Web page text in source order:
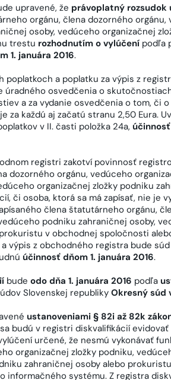
upravené, že právoplatný
orgánu, člena dozorného orgánu,
osoby, vedúceho organizačnej
trestu rozhodnutím o vylúčení podľa
1. januára 2016.
poplatkoch a poplatku za výpis z
úradného osvedčenia o
a za vydanie osvedčenia o tom, či
za každú aj začatú stranu 2,50 Eura.
v II. časti položka 24a,
registri zakotví povinnosť
dozorného orgánu, vedúceho
organizačnej zložky podniku
či osoba, ktorá sa má zapísať, nie je
člena štatutárneho orgánu,
podniku zahraničnej osoby,
v obchodnej spoločnosti
výpis z obchodného registra bude
účinnosť dňom 1. januára 2016.
bude odo dňa 1. januára 2016 podľa
Slovenskej republiky Okresný súd
ustanoveniami § 82i až 82k
budú v registri diskvalifikácií
určené, že nesmú vykonávať
organizačnej zložky podniku,
zahraničnej osoby alebo
systému. Z registra